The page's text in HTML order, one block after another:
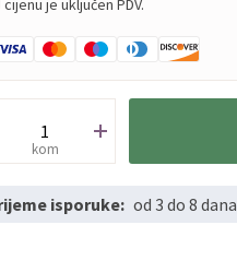
cijenu je uključen PDV.
kom
isporuke: od 3 do 8 dana